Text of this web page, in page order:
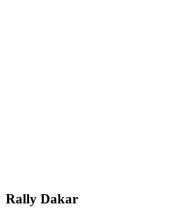
Rally Dakar